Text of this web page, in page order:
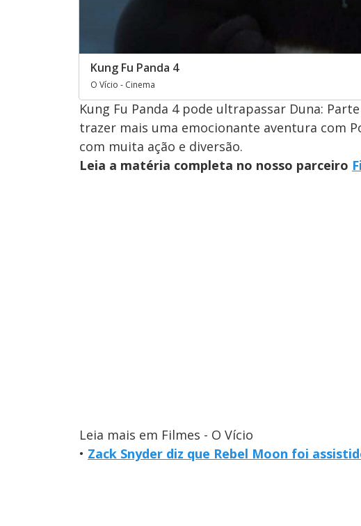
Kung Fu Panda 4
O Vício - Cinema
Kung Fu Panda 4 pode ultrapassar Duna:
trazer mais uma emocionante aventura com
com muita ação e diversão.
Leia a matéria completa no nosso parceiro
Leia mais em Filmes - O Vício
• Zack Snyder diz que Rebel Moon foi